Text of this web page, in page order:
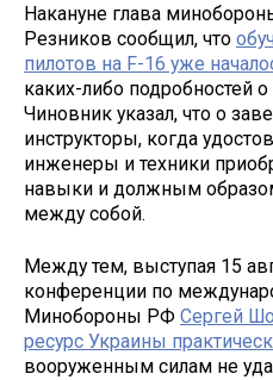
Накануне глава
Резников сообщил, что
пилотов на F-16 уже
каких-либо подробностей
Чиновник указал, что о
инструкторы, когда
инженеры и техники
навыки и должным
между собой.
Между тем, выступая 15
конференции по
Минобороны РФ Сергей
ресурс Украины
вооруженным силам не